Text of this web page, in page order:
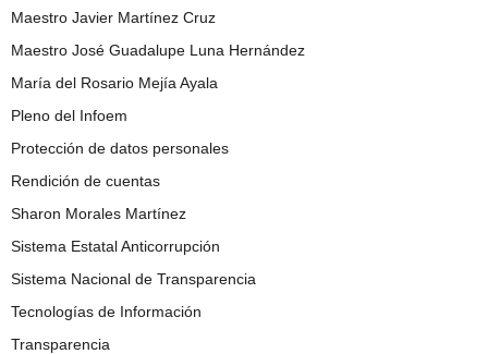
Maestro Javier Martínez Cruz
Maestro José Guadalupe Luna Hernández
María del Rosario Mejía Ayala
Pleno del Infoem
Protección de datos personales
Rendición de cuentas
Sharon Morales Martínez
Sistema Estatal Anticorrupción
Sistema Nacional de Transparencia
Tecnologías de Información
Transparencia